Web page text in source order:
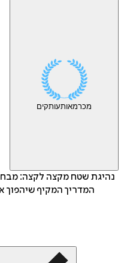
מכרמאותעותקים
נהיגת שטח מקצה לקצה:
המדריך המקיף שיהפוך